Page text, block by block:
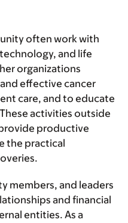
often work with
and life
organizations
effective cancer
care, and to educate
activities outside
productive
the practical
members, and leaders
and financial
entities. As a